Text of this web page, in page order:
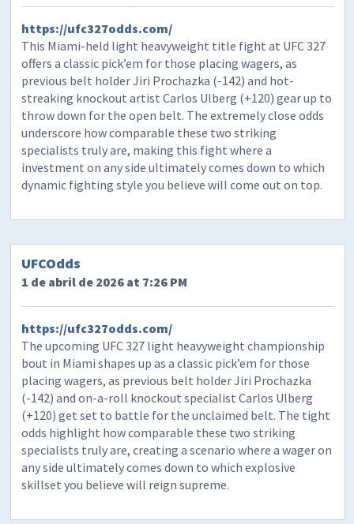
https://ufc327odds.com/
This Miami-held light heavyweight title fight at UFC 327
offers a classic pick’em for those placing wagers, as
previous belt holder Jiri Prochazka (-142) and hot-
streaking knockout artist Carlos Ulberg (+120) gear up to
throw down for the open belt. The extremely close odds
underscore how comparable these two striking
specialists truly are, making this fight where a
investment on any side ultimately comes down to which
dynamic fighting style you believe will come out on top.
UFCOdds
1 de abril de 2026 at 7:26 PM
https://ufc327odds.com/
The upcoming UFC 327 light heavyweight championship
bout in Miami shapes up as a classic pick’em for those
placing wagers, as previous belt holder Jiri Prochazka
(-142) and on-a-roll knockout specialist Carlos Ulberg
(+120) get set to battle for the unclaimed belt. The tight
odds highlight how comparable these two striking
specialists truly are, creating a scenario where a wager on
any side ultimately comes down to which explosive
skillset you believe will reign supreme.